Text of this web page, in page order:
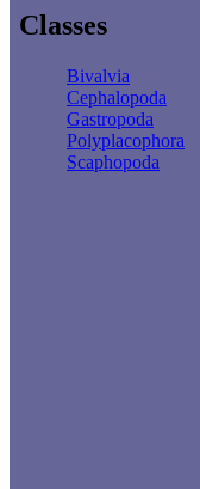
Classes
Bivalvia
Cephalopoda
Gastropoda
Polyplacophora
Scaphopoda